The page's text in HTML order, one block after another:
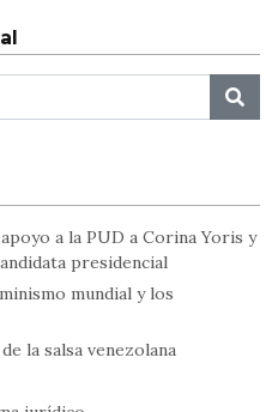
a la PUD a Corina Yoris y
presidencial
mundial y los
la salsa venezolana